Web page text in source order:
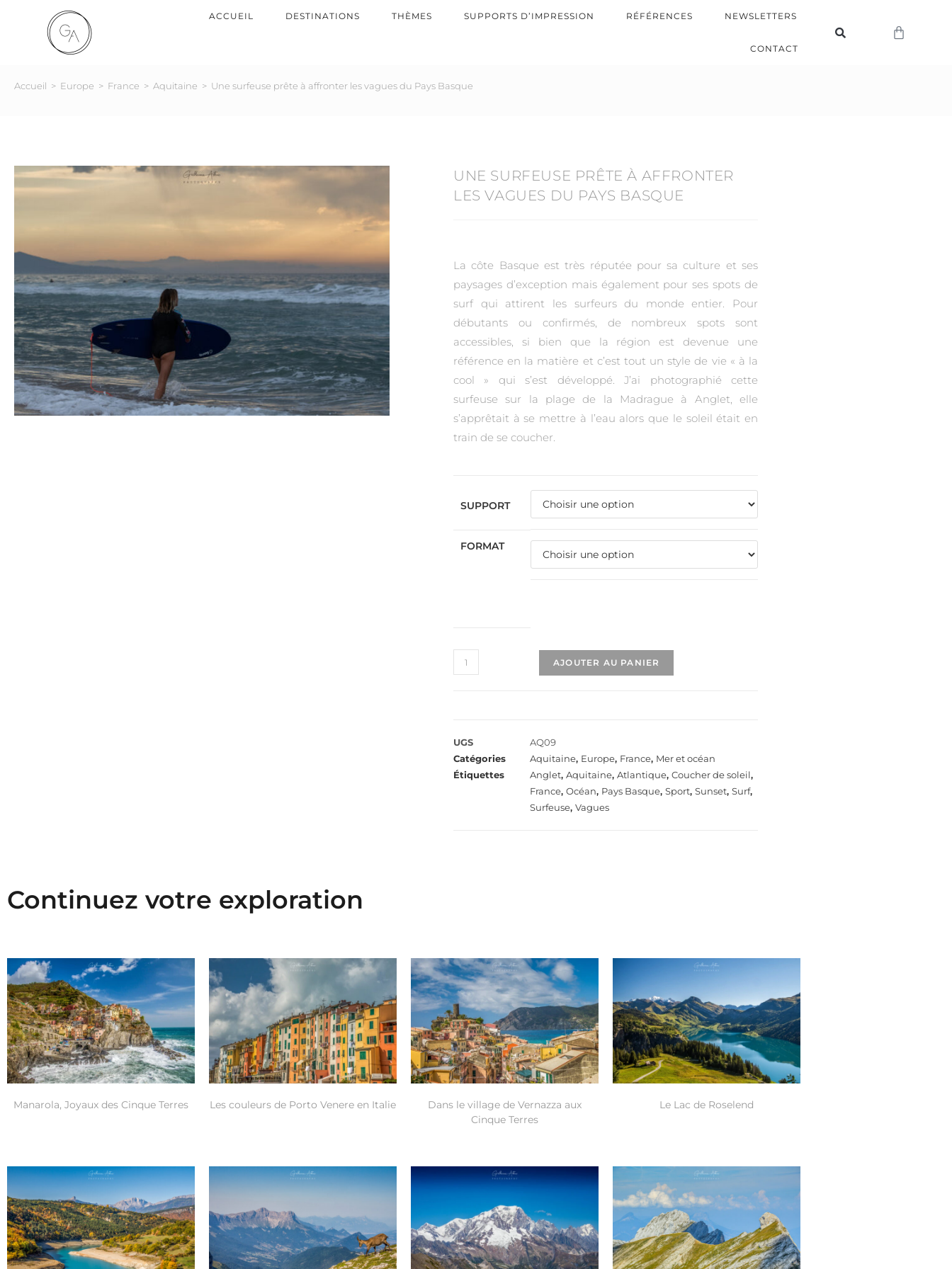
ACCUEIL DESTINATIONS THÈMES SUPPORTS D’IMPRESSION RÉFÉRENCES NEWSLETTERS
CONTACT
Accueil > Europe > France > Aquitaine > Une surfeuse prête à affronter les vagues du Pays Basque
UNE SURFEUSE PRÊTE À AFFRONTER
LES VAGUES DU PAYS BASQUE
La côte Basque est très réputée pour sa culture et ses
paysages d’exception mais également pour ses spots de
surf qui attirent les surfeurs du monde entier. Pour
débutants ou confirmés, de nombreux spots sont
accessibles, si bien que la région est devenue une
référence en la matière et c’est tout un style de vie « à la
cool » qui s’est développé. J’ai photographié cette
surfeuse sur la plage de la Madrague à Anglet, elle
s’apprêtait à se mettre à l’eau alors que le soleil était en
train de se coucher.
SUPPORT
FORMAT
AJOUTER AU PANIER
UGS
AQ09
Catégories
Aquitaine, Europe, France, Mer et océan
Étiquettes
Anglet, Aquitaine, Atlantique, Coucher de soleil,
France, Océan, Pays Basque, Sport, Sunset, Surf,
Surfeuse, Vagues
Continuez votre exploration
Manarola, Joyaux des Cinque Terres Les couleurs de Porto Venere en Italie
Dans le village de Vernazza aux
Cinque Terres
Le Lac de Roselend